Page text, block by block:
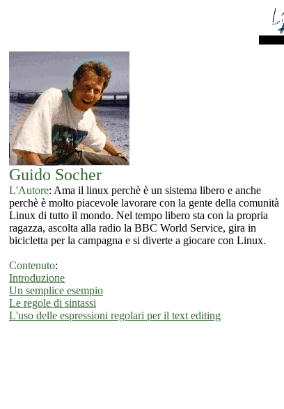
Guido Socher
L'Autore: Ama il linux perchè è un sistema libero e anche
perchè è molto piacevole lavorare con la gente della comunità
Linux di tutto il mondo. Nel tempo libero sta con la propria
ragazza, ascolta alla radio la BBC World Service, gira in
bicicletta per la campagna e si diverte a giocare con Linux.
Contenuto:
Introduzione
Un semplice esempio
Le regole di sintassi
L'uso delle espressioni regolari per il text editing